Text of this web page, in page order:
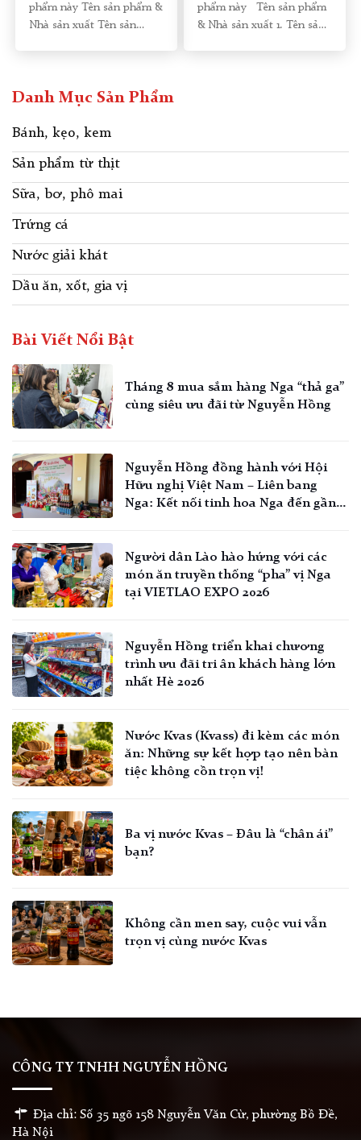
phẩm này Tên sản phẩm &
Nhà sản xuất Tên sản
phẩm này Tên sản phẩm
& Nhà sản xuất 1. Tên sản
Danh Mục Sản Phẩm
Bánh, kẹo, kem
Sản phẩm từ thịt
Sữa, bơ, phô mai
Trứng cá
Nước giải khát
Dầu ăn, xốt, gia vị
Bài Viết Nổi Bật
Tháng 8 mua sắm hàng Nga “thả ga”
cùng siêu ưu đãi từ Nguyễn Hồng
Nguyễn Hồng đồng hành với Hội
Hữu nghị Việt Nam – Liên bang
Nga: Kết nối tinh hoa Nga đến gần
Người dân Lào hào hứng với các
món ăn truyền thống “pha” vị Nga
tại VIETLAO EXPO 2026
Nguyễn Hồng triển khai chương
trình ưu đãi tri ân khách hàng lớn
nhất Hè 2026
Nước Kvas (Kvass) đi kèm các món
ăn: Những sự kết hợp tạo nên bàn
tiệc không cồn trọn vị!
Ba vị nước Kvas – Đâu là “chân ái”
bạn?
Không cần men say, cuộc vui vẫn
trọn vị cùng nước Kvas
CÔNG TY TNHH NGUYỄN HỒNG
Địa chỉ: Số 35 ngõ 158 Nguyễn Văn Cừ, phường Bồ Đề,
Hà Nội